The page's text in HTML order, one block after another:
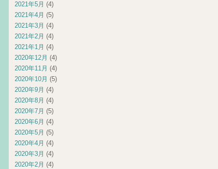
2021年5月 (4)
2021年4月 (5)
2021年3月 (4)
2021年2月 (4)
2021年1月 (4)
2020年12月 (4)
2020年11月 (4)
2020年10月 (5)
2020年9月 (4)
2020年8月 (4)
2020年7月 (5)
2020年6月 (4)
2020年5月 (5)
2020年4月 (4)
2020年3月 (4)
2020年2月 (4)